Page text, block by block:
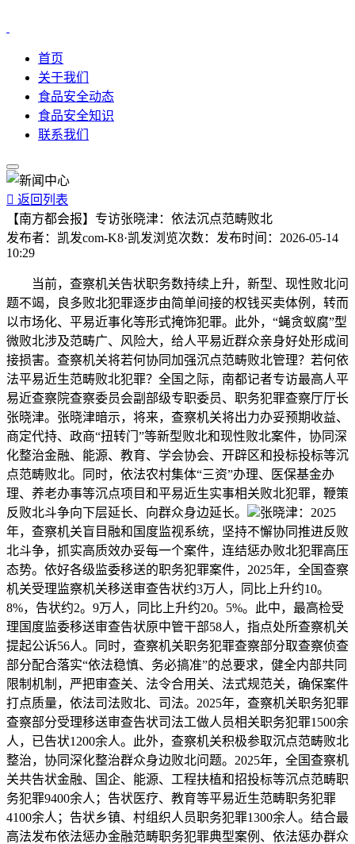
首页
关于我们
食品安全动态
食品安全知识
联系我们
 返回列表
【南方都会报】专访张晓津：依法沉点范畴败北
发布者： 凯发com-K8·凯发浏览次数： 发布时间： 2026-05-14
10:29
当前，查察机关告状职务数持续上升，新型、现性败北问
题不竭，良多败北犯罪逐步由简单间接的权钱买卖体例，转而
以市场化、平易近事化等形式掩饰犯罪。此外，“蝇贪蚁腐”型
微败北涉及范畴广、风险大，给人平易近群众亲身好处形成间
接损害。查察机关将若何协同加强沉点范畴败北管理？若何依
法平易近生范畴败北犯罪？全国之际，南都记者专访最高人平
易近查察院查察委员会副部级专职委员、职务犯罪查察厅厅长
张晓津。张晓津暗示，将来，查察机关将出力办妥预期收益、
商定代持、政商“扭转门”等新型败北和现性败北案件，协同深
化整治金融、能源、教育、学会协会、开辟区和投标投标等沉
点范畴败北。同时，依法农村集体“三资”办理、医保基金办
理、养老办事等沉点项目和平易近生实事相关败北犯罪，鞭策
反败北斗争向下层延长、向群众身边延长。
张晓津：2025
年，查察机关盲目融和国度监视系统，坚持不懈协同推进反败
北斗争，抓实高质效办妥每一个案件，连结惩办败北犯罪高压
态势。依好各级监委移送的职务犯罪案件，2025年，全国查察
机关受理监察机关移送审查告状约3万人，同比上升约10。
8%，告状约2。9万人，同比上升约20。5%。此中，最高检受
理国度监委移送审查告状原中管干部58人，指点处所查察机关
提起公诉56人。同时，查察机关职务犯罪查察部分取查察侦查
部分配合落实“依法稳慎、务必搞准”的总要求，健全内部共同
限制机制，严把审查关、法令合用关、法式规范关，确保案件
打点质量，依法司法败北、司法。2025年，查察机关职务犯罪
查察部分受理移送审查告状司法工做人员相关职务犯罪1500余
人，已告状1200余人。此外，查察机关积极参取沉点范畴败北
整治，协同深化整治群众身边败北问题。2025年，全国查察机
关共告状金融、国企、能源、工程扶植和招投标等沉点范畴职
务犯罪9400余人；告状医疗、教育等平易近生范畴职务犯罪
4100余人；告状乡镇、村组织人员职务犯罪1300余人。结合最
高法发布依法惩办金融范畴职务犯罪典型案例、依法惩办群众